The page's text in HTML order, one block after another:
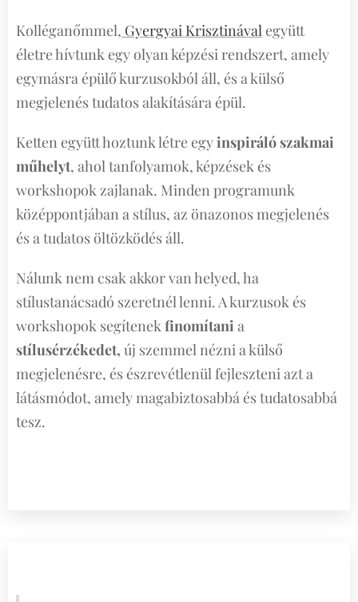
Kolléganőmmel, Gyergyai Krisztinával együtt
életre hívtunk egy olyan képzési rendszert, amely
egymásra épülő kurzusokból áll, és a külső
megjelenés tudatos alakítására épül.
Ketten együtt hoztunk létre egyinspiráló szakmai
műhelyt, ahol tanfolyamok, képzések és
workshopok zajlanak. Minden programunk
középpontjában a stílus, az önazonos megjelenés
és a tudatos öltözködés áll.
Nálunk nem csak akkor van helyed, ha
stílustanácsadó szeretnél lenni. A kurzusok és
workshopok segítenekfinomítani a
stílusérzékedet, új szemmel nézni a külső
megjelenésre, és észrevétlenül fejleszteni azt a
látásmódot, amely magabiztosabbá és tudatosabbá
tesz.